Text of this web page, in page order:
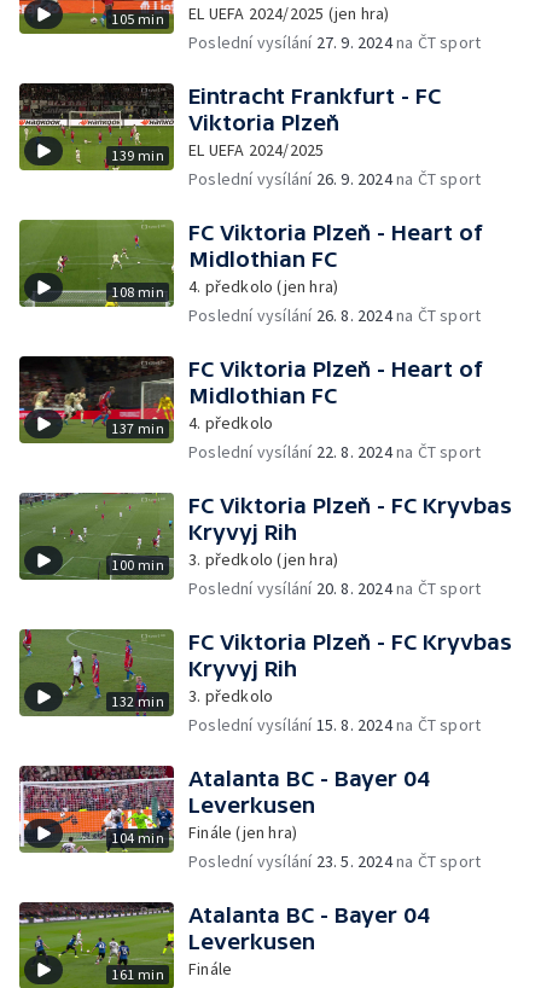
105 min
EL UEFA 2024/2025 (jen hra)
Poslední vysílání 27. 9. 2024na ČT sport
139 min
Eintracht Frankfurt - FC
Viktoria Plzeň
EL UEFA 2024/2025
Poslední vysílání 26. 9. 2024na ČT sport
108 min
FC Viktoria Plzeň - Heart of
Midlothian FC
4. předkolo (jen hra)
Poslední vysílání 26. 8. 2024na ČT sport
137 min
FC Viktoria Plzeň - Heart of
Midlothian FC
4. předkolo
Poslední vysílání 22. 8. 2024na ČT sport
100 min
FC Viktoria Plzeň - FC Kryvbas
Kryvyj Rih
3. předkolo (jen hra)
Poslední vysílání 20. 8. 2024na ČT sport
132 min
FC Viktoria Plzeň - FC Kryvbas
Kryvyj Rih
3. předkolo
Poslední vysílání15. 8. 2024na ČT sport
104 min
Atalanta BC - Bayer 04
Leverkusen
Finále (jen hra)
Poslední vysílání 23. 5. 2024na ČT sport
161 min
Atalanta BC - Bayer 04
Leverkusen
Finále